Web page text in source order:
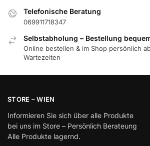
Telefonische Beratung
069911718347
Selbstabholung – Bestellung
Online bestellen & im Shop persönlich
Wartezeiten
STORE – WIEN
Informieren Sie sich über alle Produkte
bei uns im Store – Persönlich Berateung
Alle Produkte lagernd.